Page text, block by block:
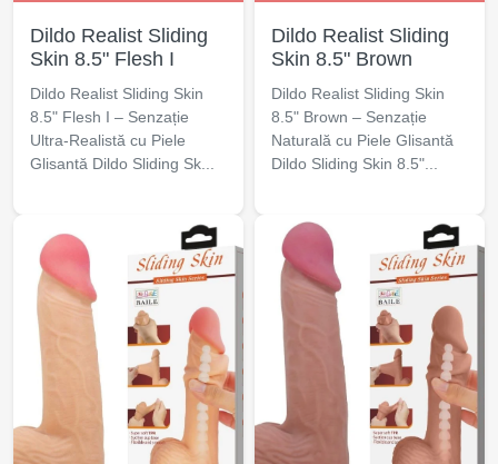
Dildo Realist Sliding
Skin 8.5" Flesh I
Dildo Realist Sliding Skin
8.5" Flesh I – Senzație
Ultra-Realistă cu Piele
Glisantă Dildo Sliding Sk...
Dildo Realist Sliding
Skin 8.5" Brown
Dildo Realist Sliding Skin
8.5" Brown – Senzație
Naturală cu Piele Glisantă
Dildo Sliding Skin 8.5"...